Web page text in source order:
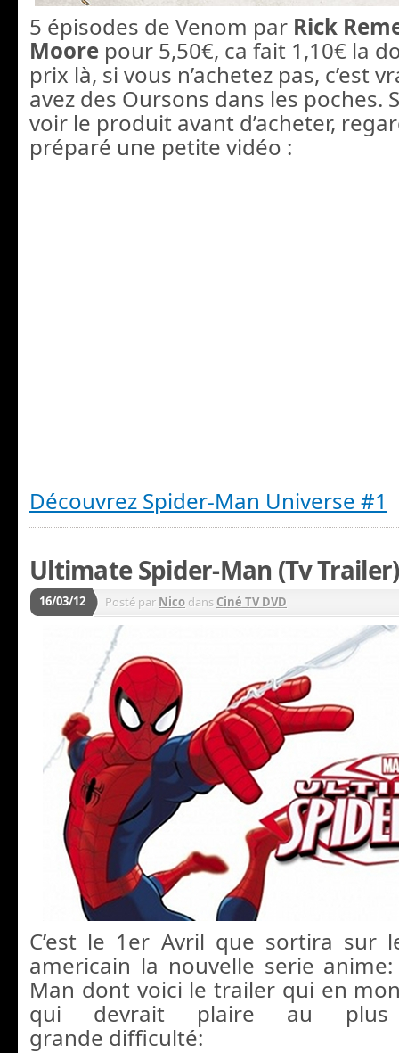
5 épisodes de Venom par Rick
Moore pour 5,50€, ca fait 1,10€ la
prix là, si vous n’achetez pas, c’est
avez des Oursons dans les poches.
voir le produit avant d’acheter,
préparé une petite vidéo :
Découvrez Spider-Man Universe #1
Ultimate Spider-Man (Tv Trailer)
16/03/12 Posté par Nico dans Ciné TV DVD
C’est le 1er Avril que sortira sur
americain la nouvelle serie
Man dont voici le trailer qui en
qui devrait plaire au plus
grande difficulté: